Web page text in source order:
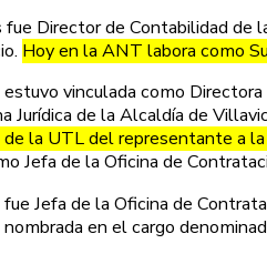
Director de Contabilidad de
Hoy en la ANT labora como
vinculada como
Jurídica de la Alcaldía de
la UTL del representante a
Jefa de la Oficina de
Jefa de la Oficina de
en el cargo